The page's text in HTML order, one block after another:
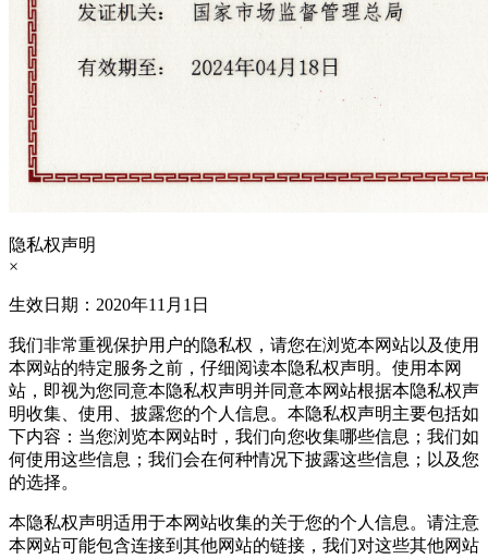
隐私权声明
×
生效日期：2020年11月1日
我们非常重视保护用户的隐私权，请您在浏览本网站以及使用
本网站的特定服务之前，仔细阅读本隐私权声明。使用本网
站，即视为您同意本隐私权声明并同意本网站根据本隐私权声
明收集、使用、披露您的个人信息。本隐私权声明主要包括如
下内容：当您浏览本网站时，我们向您收集哪些信息；我们如
何使用这些信息；我们会在何种情况下披露这些信息；以及您
的选择。
本隐私权声明适用于本网站收集的关于您的个人信息。请注意
本网站可能包含连接到其他网站的链接，我们对这些其他网站